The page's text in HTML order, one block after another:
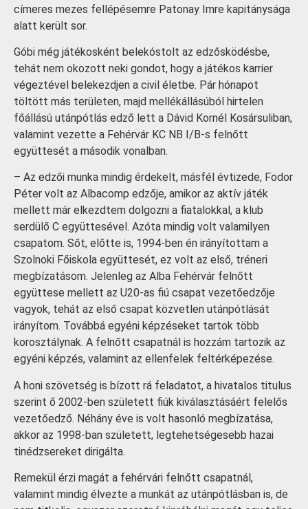
címeres mezes fellépésemre Patonay Imre kapitánysága
alatt került sor.
Góbi még játékosként belekóstolt az edzősködésbe,
tehát nem okozott neki gondot, hogy a játékos karrier
végeztével belekezdjen a civil életbe. Pár hónapot
töltött más területen, majd mellékállásúból hirtelen
főállású utánpótlás edző lett a Dávid Kornél Kosársuliban,
valamint vezette a Fehérvár KC NB I/B-s felnőtt
együttesét a második vonalban.
– Az edzői munka mindig érdekelt, másfél évtizede, Fodor
Péter volt az Albacomp edzője, amikor az aktív játék
mellett már elkezdtem dolgozni a fiatalokkal, a klub
serdülő C együttesével. Azóta mindig volt valamilyen
csapatom. Sőt, előtte is, 1994-ben én irányítottam a
Szolnoki Főiskola együttesét, ez volt az első, tréneri
megbízatásom. Jelenleg az Alba Fehérvár felnőtt
együttese mellett az U20-as fiú csapat vezetőedzője
vagyok, tehát az első csapat közvetlen utánpótlását
irányítom. Továbbá egyéni képzéseket tartok több
korosztálynak. A felnőtt csapatnál is hozzám tartozik az
egyéni képzés, valamint az ellenfelek feltérképezése.
A honi szövetség is bízott rá feladatot, a hivatalos titulus
szerint ő 2002-ben született fiúk kiválasztásáért felelős
vezetőedző. Néhány éve is volt hasonló megbízatása,
akkor az 1998-ban született, legtehetségesebb hazai
tinédzsereket dirigálta.
Remekül érzi magát a fehérvári felnőtt csapatnál,
valamint mindig élvezte a munkát az utánpótlásban is, de